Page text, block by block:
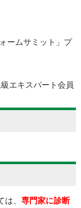
ームサミット」プ
エキスパート会員
、 専門家に診断